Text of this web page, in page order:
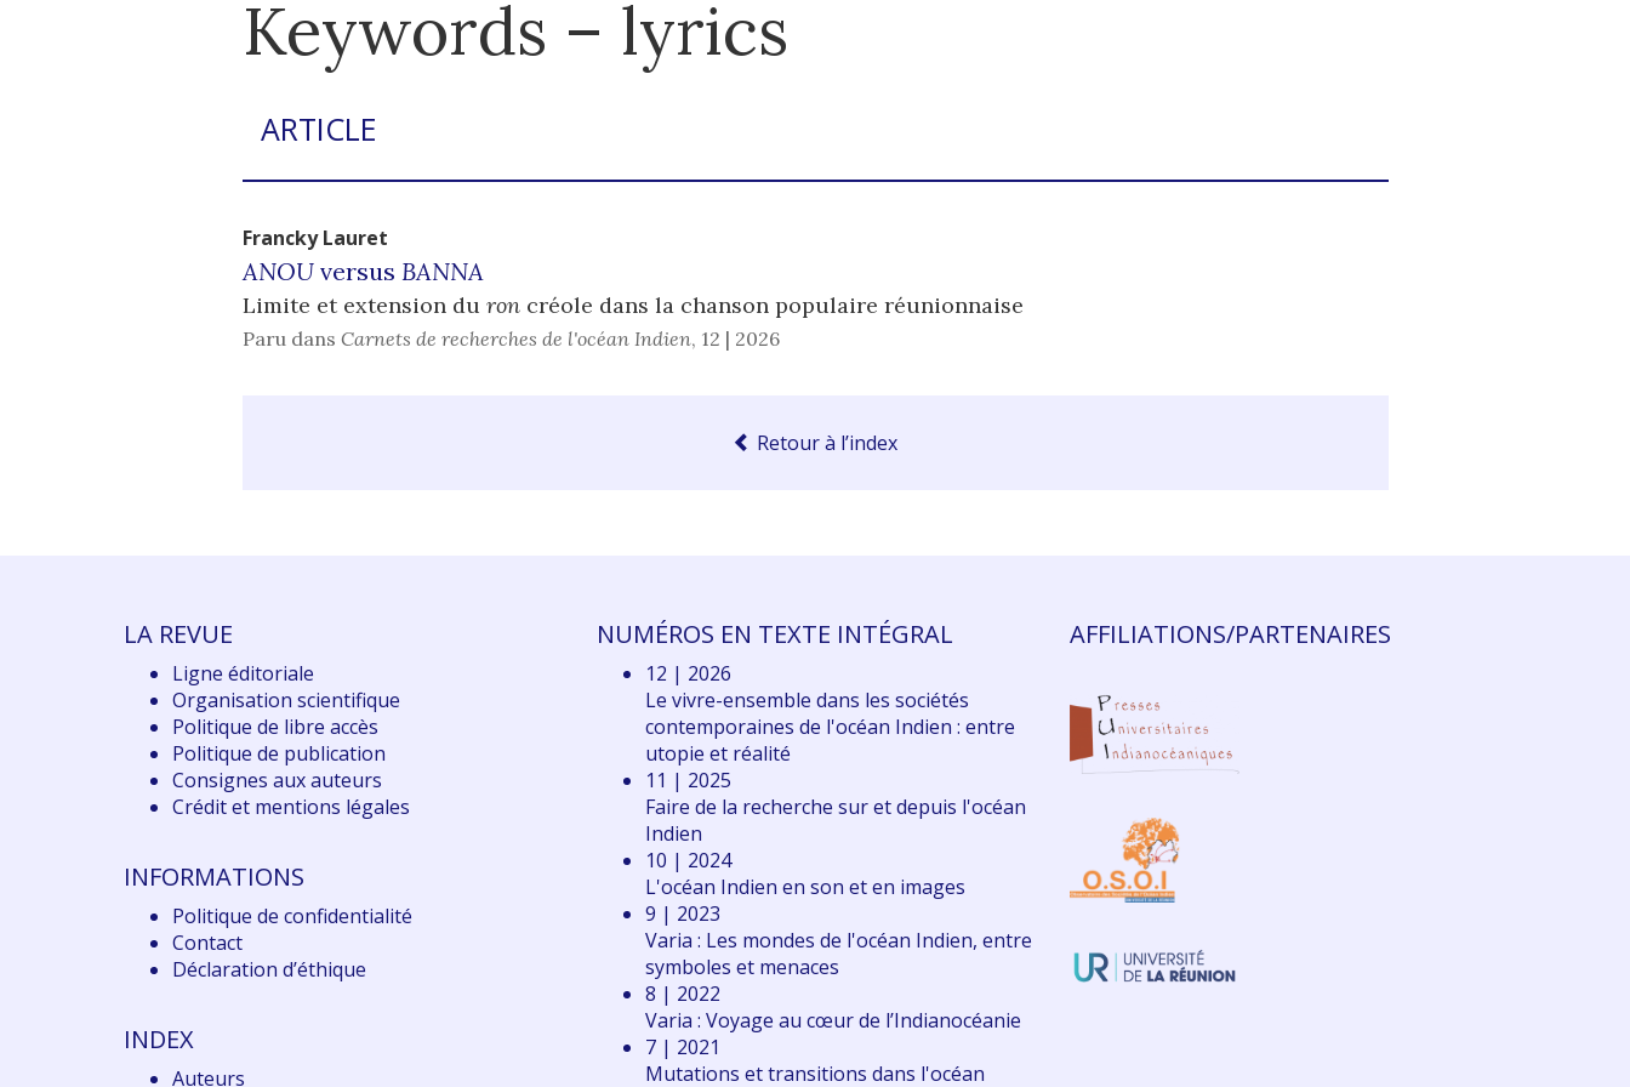
Keywords – lyrics
ARTICLE
FranckyLauret
ANOUversus BANNA
Limite et extension du roncréole dans la chanson populaire réunionnaise
Paru dans Carnets de recherches de l'océan Indien, 12 | 2026
Retour à l’index
LA REVUE
Ligne éditoriale
Organisation scientifique
Politique de libre accès
Politique de publication
Consignes aux auteurs
Crédit et mentions légales
INFORMATIONS
Politique de confidentialité
Contact
Déclaration d’éthique
INDEX
Auteurs
NUMÉROS EN TEXTE INTÉGRAL
12 | 2026
Le vivre-ensemble dans les sociétés
contemporaines de l'océan Indien : entre
utopie et réalité
11 | 2025
Faire de la recherche sur et depuis l'océan
Indien
10 | 2024
L'océan Indien en son et en images
9 | 2023
Varia : Les mondes de l'océan Indien, entre
symboles et menaces
8 | 2022
Varia : Voyage au cœur de l’Indianocéanie
7 | 2021
Mutations et transitions dans l'océan
AFFILIATIONS/PARTENAIRES